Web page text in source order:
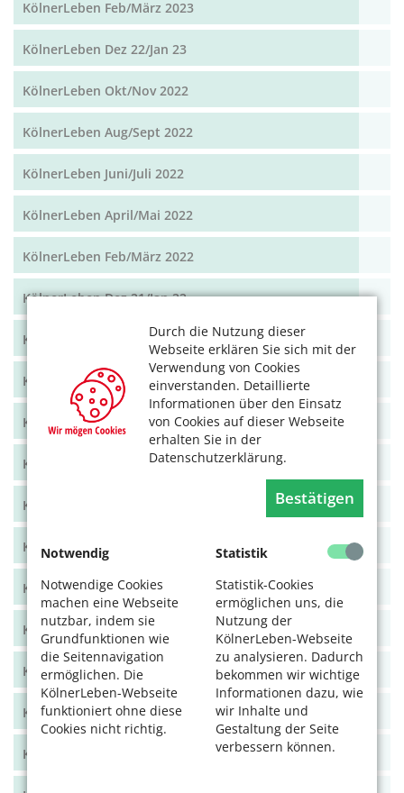
Durch die Nutzung dieser
Webseite erklären Sie sich mit der
Verwendung von Cookies
einverstanden. Detaillierte
Informationen über den Einsatz
von Cookies auf dieser Webseite
erhalten Sie in der
Datenschutzerklärung.
Bestätigen
Notwendig
Notwendige Cookies
machen eine Webseite
nutzbar, indem sie
Grundfunktionen wie
die Seitennavigation
ermöglichen. Die
KölnerLeben-Webseite
funktioniert ohne diese
Cookies nicht richtig.
Statistik
Statistik-Cookies
ermöglichen uns, die
Nutzung der
KölnerLeben-Webseite
zu analysieren. Dadurch
bekommen wir wichtige
Informationen dazu, wie
wir Inhalte und
Gestaltung der Seite
verbessern können.
KölnerLeben Feb/März 2023
KölnerLeben Dez 22/Jan 23
KölnerLeben Okt/Nov 2022
KölnerLeben Aug/Sept 2022
KölnerLeben Juni/Juli 2022
KölnerLeben April/Mai 2022
KölnerLeben Feb/März 2022
KölnerLeben Dez 21/Jan 22
KölnerLeben Okt/Nov 2021
KölnerLeben Aug/Sept 2021
KölnerLeben Juni/Juli 2021
KölnerLeben April/Mai 2021
KölnerLeben Feb/März 2021
KölnerLeben Dez 20/Jan 21
KölnerLeben Okt/Nov 2020
KölnerLeben Aug/Sept 2020
KölnerLeben Juni/Juli 2020
KölnerLeben April/Mai 2020
KölnerLeben Feb/März 2020